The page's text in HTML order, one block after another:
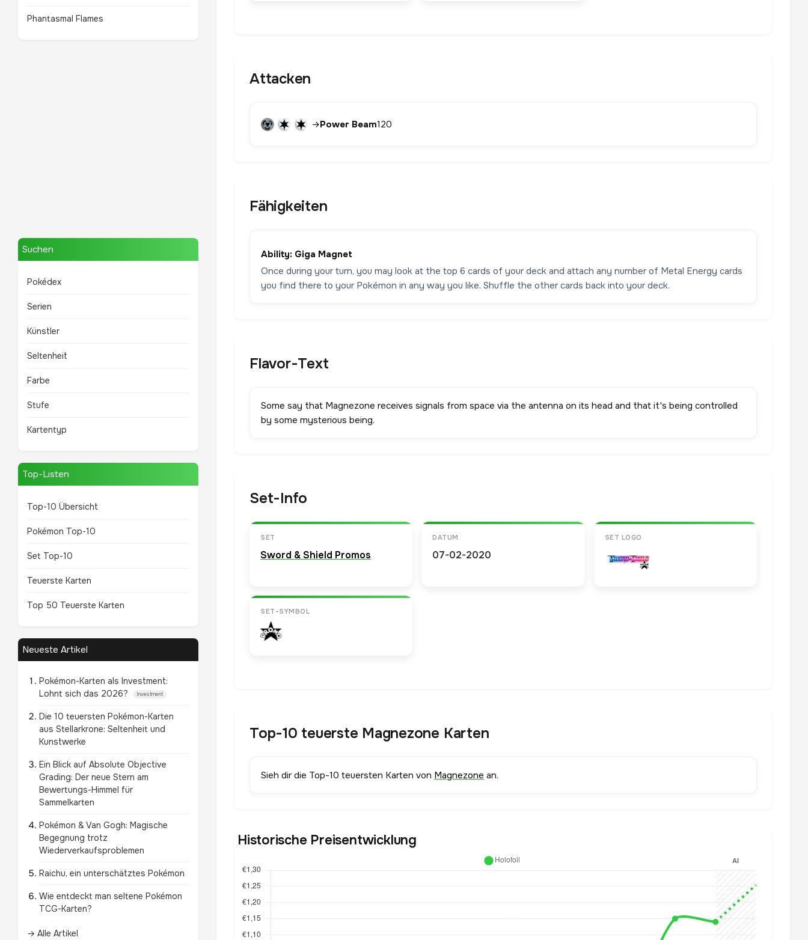
Phantasmal Flames
TOP 10 POKÉMON
Suchen
Pokédex
Serien
Künstler
Seltenheit
Farbe
Stufe
Kartentyp
Top-Listen
Top-10 Übersicht
Pokémon Top-10
Set Top-10
Teuerste Karten
Top 50 Teuerste Karten
Neueste Artikel
Pokémon-Karten als Investment:
Lohnt sich das 2026?
Investment
Die 10 teuersten Pokémon-Karten
aus Stellarkrone: Seltenheit und
Kunstwerke
Ein Blick auf Absolute Objective
Grading: Der neue Stern am
Bewertungs-Himmel für
Sammelkarten
Pokémon & Van Gogh: Magische
Begegnung trotz
Wiederverkaufsproblemen
Raichu, ein unterschätztes Pokémon
Wie entdeckt man seltene Pokémon
TCG-Karten?
→ Alle Artikel
Attacken
→Power Beam120
Fähigkeiten
Ability: Giga Magnet
Once during your turn, you may look at the top 6 cards of your deck and attach any number of Metal Energy cards
you find there to your Pokémon in any way you like. Shuffle the other cards back into your deck.
Flavor-Text
Some say that Magnezone receives signals from space via the antenna on its head and that it's being controlled
by some mysterious being.
Set-Info
SET
Sword & Shield Promos
DATUM
07-02-2020
SET LOGO
SET-SYMBOL
Top-10 teuerste Magnezone Karten
Sieh dir die Top-10 teuersten Karten von Magnezone an.
Historische Preisentwicklung